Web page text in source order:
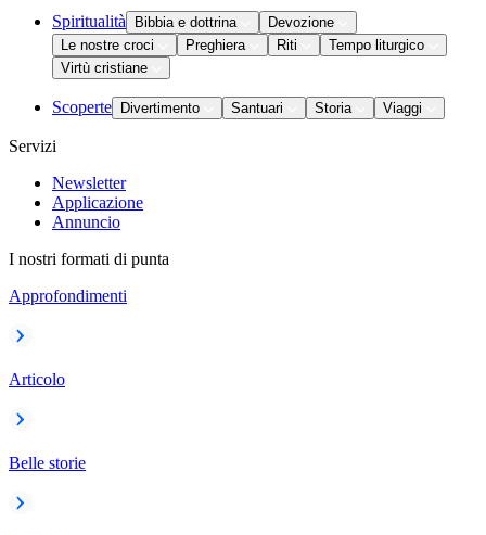
Spiritualità Bibbia e dottrina
Devozione
Le nostre croci
Preghiera Riti
Tempo liturgico
Virtù cristiane
Scoperte Divertimento Santuari Storia Viaggi
Servizi
Newsletter
Applicazione
Annuncio
I nostri formati di punta
Approfondimenti
Articolo
Belle storie